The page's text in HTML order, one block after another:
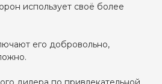
использует своё более
его добровольно,